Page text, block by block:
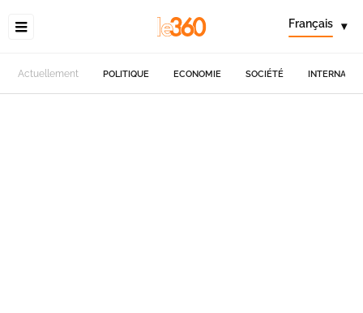
Français ▾
Actuellement POLITIQUE ECONOMIE SOCIÉTÉ